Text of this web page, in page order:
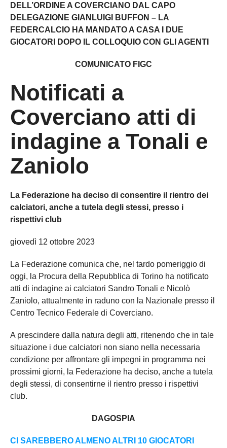
DELL’ORDINE A COVERCIANO DAL CAPO
DELEGAZIONE GIANLUIGI BUFFON – LA
FEDERCALCIO HA MANDATO A CASA I DUE
GIOCATORI DOPO IL COLLOQUIO CON GLI AGENTI
COMUNICATO FIGC
Notificati a
Coverciano atti di
indagine a Tonali e
Zaniolo
La Federazione ha deciso di consentire il rientro dei
calciatori, anche a tutela degli stessi, presso i
rispettivi club
giovedì 12 ottobre 2023
La Federazione comunica che, nel tardo pomeriggio di
oggi, la Procura della Repubblica di Torino ha notificato
atti di indagine ai calciatori Sandro Tonali e Nicolò
Zaniolo, attualmente in raduno con la Nazionale presso il
Centro Tecnico Federale di Coverciano.
A prescindere dalla natura degli atti, ritenendo che in tale
situazione i due calciatori non siano nella necessaria
condizione per affrontare gli impegni in programma nei
prossimi giorni, la Federazione ha deciso, anche a tutela
degli stessi, di consentirne il rientro presso i rispettivi
club.
DAGOSPIA
CI SAREBBERO ALMENO ALTRI 10 GIOCATORI